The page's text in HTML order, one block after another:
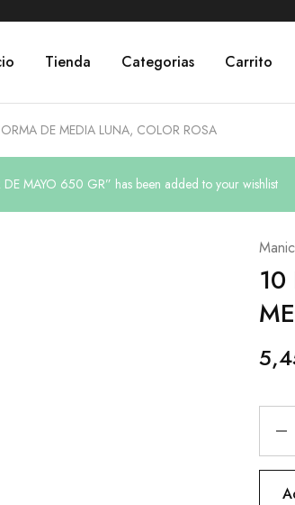
Tienda Categorias Carrito
DE MEDIA LUNA, COLOR ROSA
MAYO 650 GR” has been added to your wishlist
10